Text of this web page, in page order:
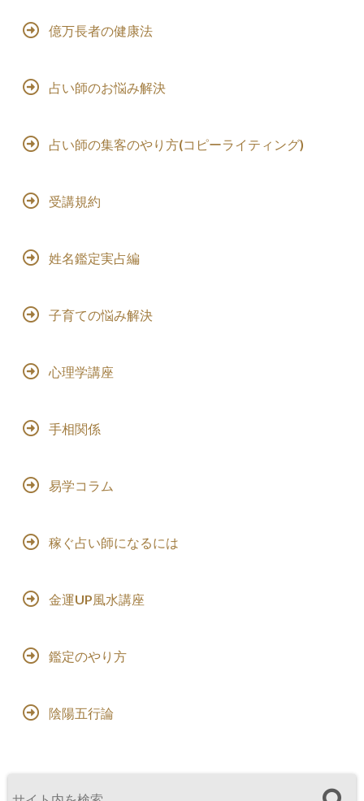
億万長者の健康法
占い師のお悩み解決
占い師の集客のやり方(コピーライティング)
受講規約
姓名鑑定実占編
子育ての悩み解決
心理学講座
手相関係
易学コラム
稼ぐ占い師になるには
金運UP風水講座
鑑定のやり方
陰陽五行論